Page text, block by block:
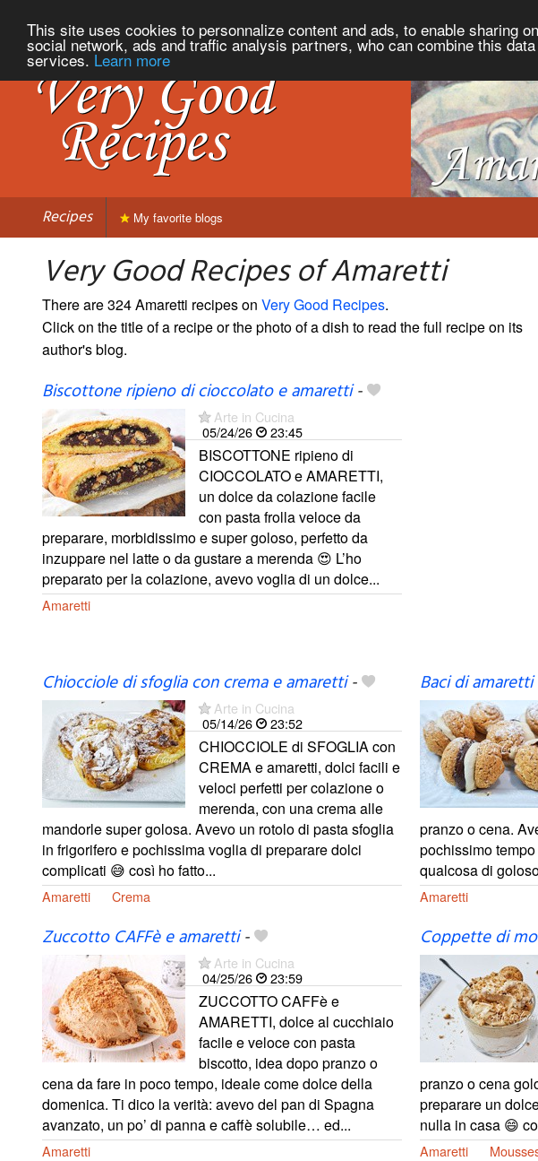
This site uses cookies to personnalize content and ads, to enable sharing
social network, ads and traffic analysis partners, who can combine this
services. Learn more
Recipes My favorite blogs
Very Good Recipes of Amaretti
There are 324 Amaretti recipes on Very Good Recipes.
Click on the title of a recipe or the photo of a dish to read the full recipe on its
author's blog.
Biscottone ripieno di cioccolato e amaretti-
Arte in Cucina
05/24/26
23:45
BISCOTTONE ripieno di
CIOCCOLATO e AMARETTI,
un dolce da colazione facile
con pasta frolla veloce da
preparare, morbidissimo e super goloso, perfetto da
inzuppare nel latte o da gustare a merenda 😍 L’ho
preparato per la colazione, avevo voglia di un dolce...
Amaretti
Chiocciole di sfoglia con crema e amaretti-
Arte in Cucina
05/14/26
23:52
CHIOCCIOLE di SFOGLIA con
CREMA e amaretti, dolci facili e
veloci perfetti per colazione o
merenda, con una crema alle
mandorle super golosa. Avevo un rotolo di pasta sfoglia
in frigorifero e pochissima voglia di preparare dolci
complicati 😅 così ho fatto...
Amaretti Crema
Baci di amaretti
pranzo o cena.
pochissimo
qualcosa di
Amaretti
Zuccotto CAFFè e amaretti-
Arte in Cucina
04/25/26
23:59
ZUCCOTTO CAFFè e
AMARETTI, dolce al cucchiaio
facile e veloce con pasta
biscotto, idea dopo pranzo o
cena da fare in poco tempo, ideale come dolce della
domenica. Ti dico la verità: avevo del pan di Spagna
avanzato, un po’ di panna e caffè solubile… ed...
Amaretti
Coppette di
pranzo o cena
preparare un
nulla in casa 😄
Amaretti